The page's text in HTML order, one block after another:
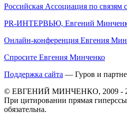
Российская Ассоциация по связям
PR-ИНТЕРВЬЮ, Евгений
Онлайн-конференция Евгения
Спросите Евгения Минченко
Поддержка сайта — Гуров и
© ЕВГЕНИЙ МИНЧЕНКО, 2009 -
При цитировании прямая
обязательна.